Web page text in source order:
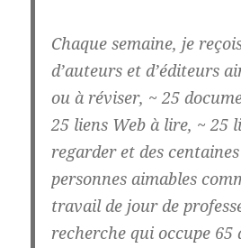
Chaque semaine, je
d’auteurs et d’éditeurs
ou à réviser, ~ 25
25 liens Web à lire, ~ 25
regarder et des
personnes aimables
travail de jour de
recherche qui occupe 65